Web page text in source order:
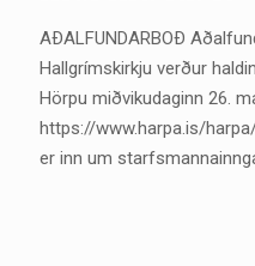
AÐALFUNDARBOÐ
Hallgrímskirkju verður
Hörpu miðvikudaginn 26.
https://www.harpa.is/
er inn um